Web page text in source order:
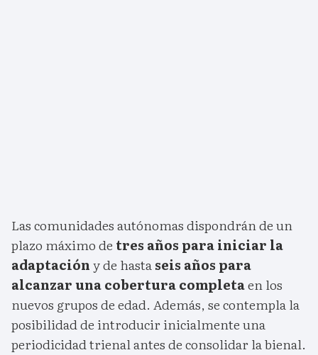
Las comunidades autónomas dispondrán de un
plazo máximo de tres años para iniciar la
adaptacióny de hastaseis años para
alcanzar una cobertura completaen los
nuevos grupos de edad. Además, se contempla la
posibilidad de introducir inicialmente una
periodicidad trienal antes de consolidar la bienal.